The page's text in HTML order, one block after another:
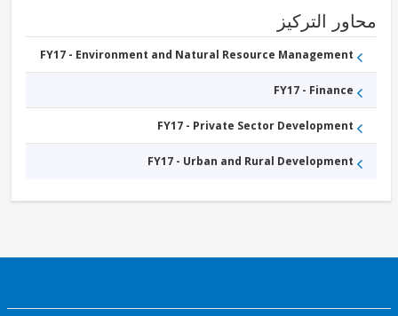
التركيز
FY17 - Environment and Natural Resource Management
FY17 - Finance
FY17 - Private Sector Development
FY17 - Urban and Rural Development